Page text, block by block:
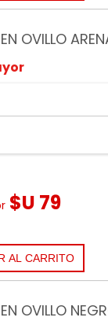
OVILLO
$U 79
OVILLO